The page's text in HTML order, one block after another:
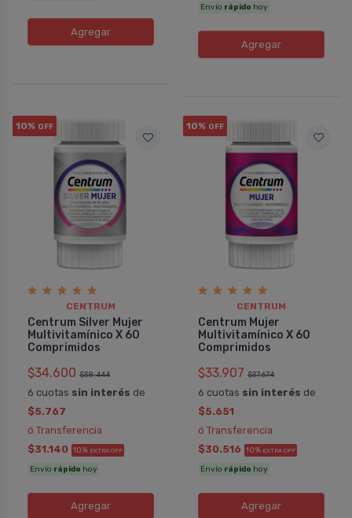
Agregar
Envío rápido hoy
Agregar
10% OFF
CENTRUM
Centrum Silver Mujer
Multivitamínico X 60
Comprimidos
$34.600 $38.444
6 cuotas sin interés de
$5.767
ó Transferencia
$31.140 10% EXTRA OFF
Envío rápido hoy
Agregar
10% OFF
CENTRUM
Centrum Mujer
Multivitamínico X 60
Comprimidos
$33.907 $37.674
6 cuotas sin interés de
$5.651
ó Transferencia
$30.516 10% EXTRA OFF
Envío rápido hoy
Agregar